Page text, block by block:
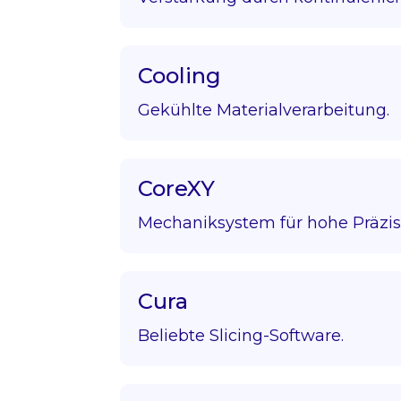
Cooling
Gekühlte Materialverarbeitung.
CoreXY
Mechaniksystem für hohe
Cura
Beliebte Slicing-Software.